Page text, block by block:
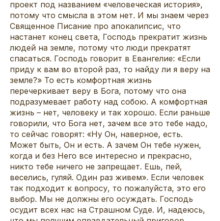
проект под названием «человеческая история»,
потому что смысла в этом нет. И мы знаем через
Священное Писание про апокалипсис, что
настанет конец света, Господь прекратит жизнь
людей на земле, потому что люди прекратят
спасаться. Господь говорит в Евангелие: «Если
приду к вам во второй раз, то найду ли я веру на
земле?» То есть комфортная жизнь
перечеркивает веру в Бога, потому что она
подразумевает работу над собою. А комфортная
жизнь – нет, человеку и так хорошо. Если раньше
говорили, что Бога нет, зачем все это тебе надо,
то сейчас говорят: «Ну Он, наверное, есть.
Может быть, Он и есть. А зачем Он тебе нужен,
когда и без Него все интересно и прекрасно,
никто тебе ничего не запрещает. Ешь, пей,
веселись, гуляй. Один раз живем». Если человек
так подходит к вопросу, то пожалуйста, это его
выбор. Мы не должны его осуждать. Господь
осудит всех нас на Страшном Суде. И, надеюсь,